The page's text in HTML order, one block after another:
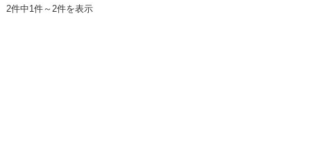
2件中1件～2件を表示